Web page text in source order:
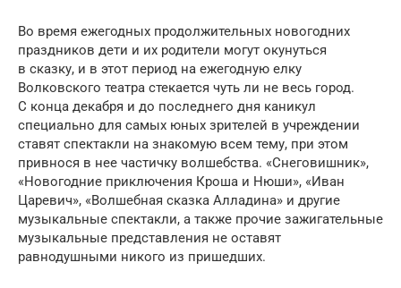
Во время ежегодных продолжительных новогодних
праздников дети и их родители могут окунуться
в сказку, и в этот период на ежегодную елку
Волковского театра стекается чуть ли не весь город.
С конца декабря и до последнего дня каникул
специально для самых юных зрителей в учреждении
ставят спектакли на знакомую всем тему, при этом
привнося в нее частичку волшебства. «Снеговишник»,
«Новогодние приключения Кроша и Нюши», «Иван
Царевич», «Волшебная сказка Алладина» и другие
музыкальные спектакли, а также прочие зажигательные
музыкальные представления не оставят
равнодушными никого из пришедших.